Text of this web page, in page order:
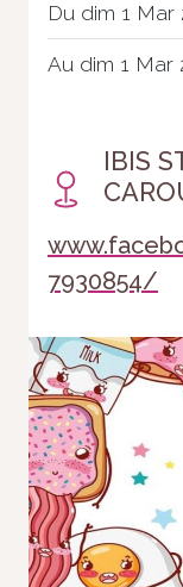
Du dim 1 Mar
Au dim 1 Mar
IBIS
7930854/